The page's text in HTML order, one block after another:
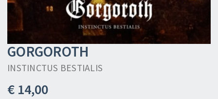
GORGOROTH
INSTINCTUS BESTIALIS
€ 14,00